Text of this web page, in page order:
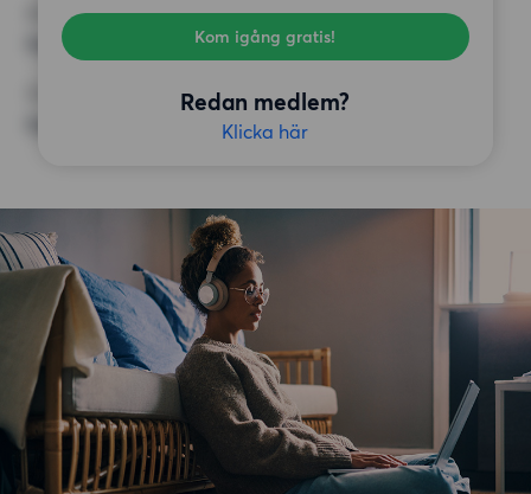
Kom igång gratis!
Redan medlem?
Klicka här
Inga speciella krav
ÖVRIGA PREFERENSER
Inga speciella preferenser